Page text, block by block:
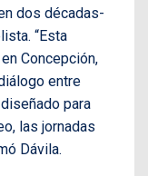
dos décadas-
“Esta
Concepción,
entre
para
las jornadas
Dávila.